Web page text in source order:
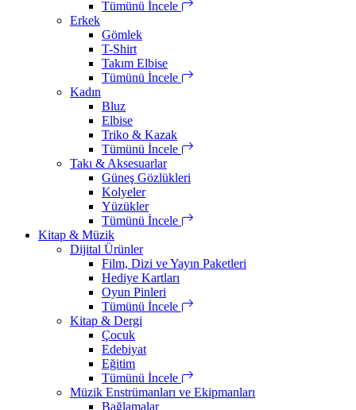
Tümünü İncele
Erkek
Gömlek
T-Shirt
Takım Elbise
Tümünü İncele
Kadın
Bluz
Elbise
Triko & Kazak
Tümünü İncele
Takı & Aksesuarlar
Güneş Gözlükleri
Kolyeler
Yüzükler
Tümünü İncele
Kitap & Müzik
Dijital Ürünler
Film, Dizi ve Yayın Paketleri
Hediye Kartları
Oyun Pinleri
Tümünü İncele
Kitap & Dergi
Çocuk
Edebiyat
Eğitim
Tümünü İncele
Müzik Enstrümanları ve Ekipmanları
Bağlamalar